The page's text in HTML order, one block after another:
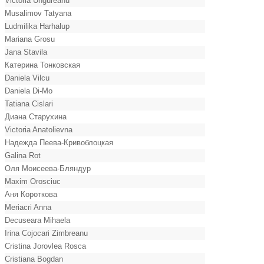
Musalimov Tatyana
Ludmilika Harhalup
Mariana Grosu
Jana Stavila
Катерина Тонковская
Daniela Vilcu
Daniela Di-Mo
Tatiana Cislari
Диана Старухина
Victoria Anatolievna
Надежда Пеева-Кривоблоцкая
Galina Rot
Оля Моисеева-Бляндур
Maxim Orosciuc
Аня Короткова
Meriacri Anna
Decuseara Mihaela
Irina Cojocari Zimbreanu
Cristina Jorovlea Rosca
Cristiana Bogdan